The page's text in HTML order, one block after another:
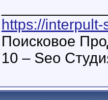
https://
Поисковое
10 – Seo